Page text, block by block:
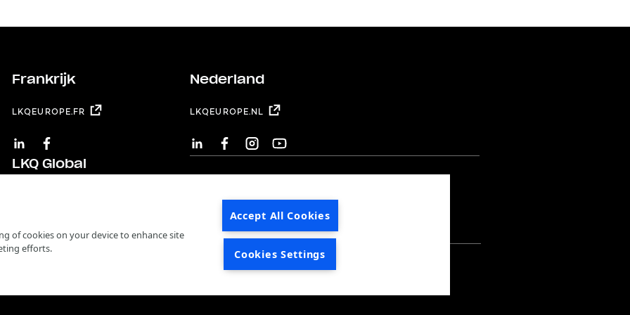
Frankrijk
LKQEUROPE.FR
LINKEDINFACEBOOK
Nederland
LKQEUROPE.NL
LINKEDINFACEBOOKINSTAGRAM
YOUTUBE
LKQ Global
Code of Ethics
© 2026 by LKQ Europe
of cookies on your device to enhance site
efforts.
Accept All Cookies
Cookies Settings